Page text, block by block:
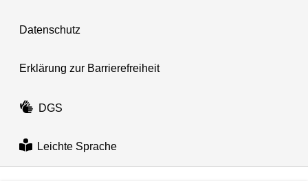
Datenschutz
Erklärung zur Barrierefreiheit
DGS
Leichte Sprache